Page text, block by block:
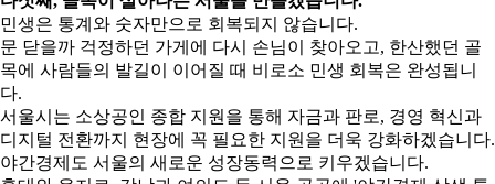
민생은 통계와 숫자만으로 회복되지 않습니다.
문 닫을까 걱정하던 가게에 다시 손님이 찾아오고, 한산했던 골
목에 사람들의 발길이 이어질 때 비로소 민생 회복은 완성됩니
다.
서울시는 소상공인 종합 지원을 통해 자금과 판로, 경영 혁신과
디지털 전환까지 현장에 꼭 필요한 지원을 더욱 강화하겠습니다.
야간경제도 서울의 새로운 성장동력으로 키우겠습니다.